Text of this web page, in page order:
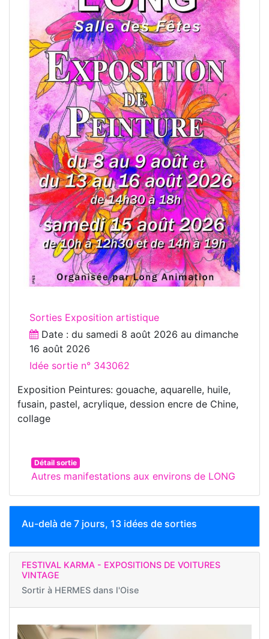
Sorties Exposition artistique
Date : du samedi 8 août 2026 au dimanche
16 août 2026
Idée sortie n° 343062
Exposition Peintures: gouache, aquarelle, huile,
fusain, pastel, acrylique, dession encre de Chine,
collage
Détail sortie
Autres manifestations aux environs de LONG
Au-delà de 7 jours, 13 idées de sorties
FESTIVAL KARMA - EXPOSITIONS DE VOITURES
VINTAGE
Sortir à HERMES dans l'Oise